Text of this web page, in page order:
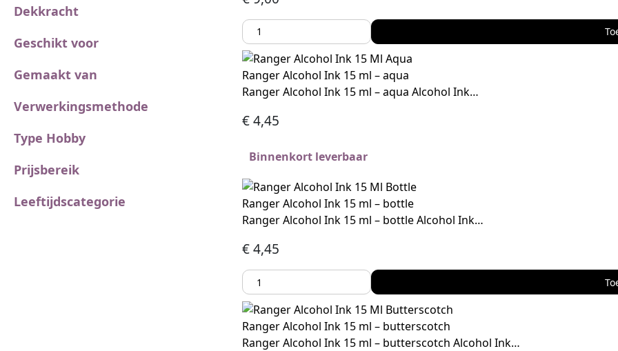
Dekkracht
Geschikt voor
Gemaakt van
Verwerkingsmethode
Type Hobby
Prijsbereik
Leeftijdscategorie
Ranger Alcohol Ink 15 ml – aqua
Ranger Alcohol Ink 15 ml – aqua Alcohol Ink…
€4,45
Binnenkort leverbaar
Ranger Alcohol Ink 15 ml – bottle
Ranger Alcohol Ink 15 ml – bottle Alcohol Ink…
€4,45
Ranger Alcohol Ink 15 ml – butterscotch
Ranger Alcohol Ink 15 ml – butterscotch Alcohol Ink…